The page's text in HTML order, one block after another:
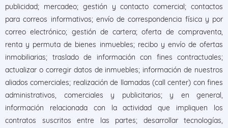
publicidad; mercadeo; gestión y contacto comercial; contactos
para correos informativos; envío de correspondencia física y por
correo electrónico; gestión de cartera; oferta de compraventa,
renta y permuta de bienes inmuebles; recibo y envío de ofertas
inmobiliarias; traslado de información con fines contractuales;
actualizar o corregir datos de inmuebles; información de nuestros
aliados comerciales; realización de llamadas (call center) con fines
administrativos, comerciales y publicitarios; y en general,
información relacionada con la actividad que impliquen los
contratos suscritos entre las partes; desarrollar tecnologías,